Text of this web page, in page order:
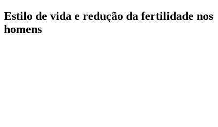
Estilo de vida e redução da fertilidade nos
homens